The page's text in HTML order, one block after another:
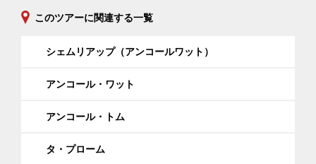
このツアーに関連する一覧
シェムリアップ（アンコールワット）
アンコール・ワット
アンコール・トム
タ・プローム